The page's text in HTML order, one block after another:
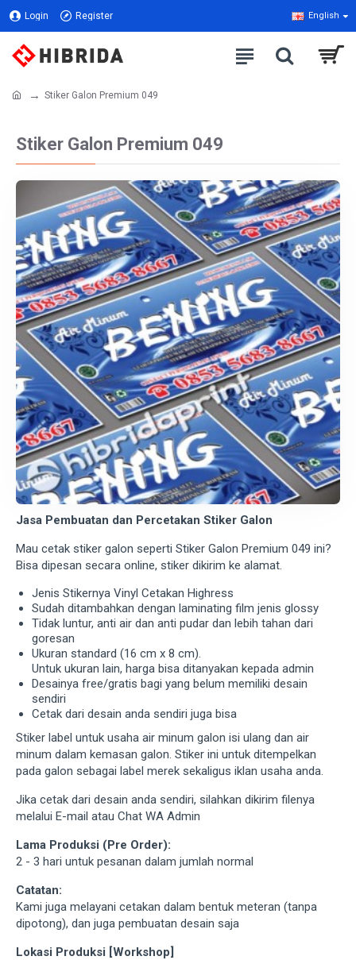
Login Register English
Stiker Galon Premium 049
Stiker Galon Premium 049
Jasa Pembuatan dan Percetakan Stiker Galon
Mau cetak stiker galon seperti Stiker Galon Premium 049 ini?
Bisa dipesan secara online, stiker dikirim ke alamat.
Jenis Stikernya Vinyl Cetakan Highress
Sudah ditambahkan dengan laminating film jenis glossy
Tidak luntur, anti air dan anti pudar dan lebih tahan dari
goresan
Ukuran standard (16 cm x 8 cm).
Untuk ukuran lain, harga bisa ditanyakan kepada admin
Desainya free/gratis bagi yang belum memiliki desain
sendiri
Cetak dari desain anda sendiri juga bisa
Stiker label untuk usaha air minum galon isi ulang dan air
minum dalam kemasan galon. Stiker ini untuk ditempelkan
pada galon sebagai label merek sekaligus iklan usaha anda.
Jika cetak dari desain anda sendiri, silahkan dikirim filenya
melalui E-mail atau Chat WA Admin
Lama Produksi (Pre Order):
2 - 3 hari untuk pesanan dalam jumlah normal
Catatan:
Kami juga melayani cetakan dalam bentuk meteran (tanpa
dipotong), dan juga pembuatan desain saja
Lokasi Produksi [Workshop]